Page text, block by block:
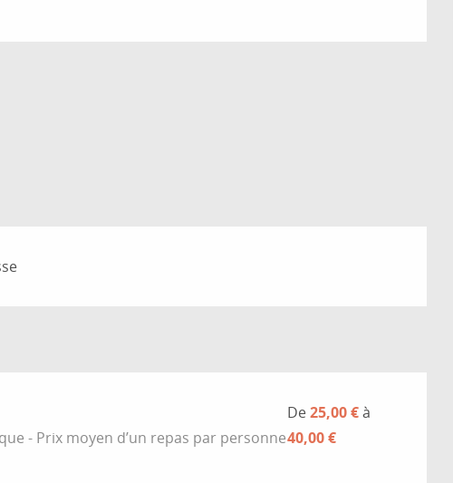
- Prix moyen d’un repas par personne
De25,00 €à
40,00 €